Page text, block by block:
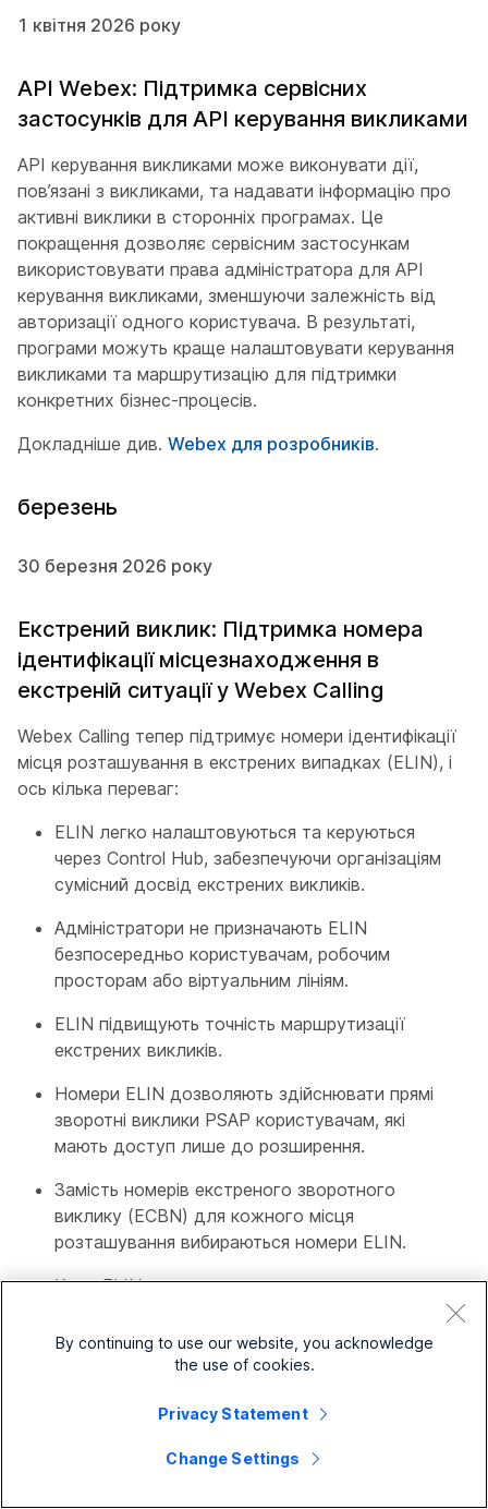
1 квітня 2026 року
API Webex: Підтримка сервісних
застосунків для API керування викликами
API керування викликами може виконувати дії,
пов’язані з викликами, та надавати інформацію про
активні виклики в сторонніх програмах. Це
покращення дозволяє сервісним застосункам
використовувати права адміністратора для API
керування викликами, зменшуючи залежність від
авторизації одного користувача. В результаті,
програми можуть краще налаштовувати керування
викликами та маршрутизацію для підтримки
конкретних бізнес-процесів.
Докладніше див. Webex для розробників.
березень
30 березня 2026 року
Екстрений виклик: Підтримка номера
ідентифікації місцезнаходження в
екстреній ситуації у Webex Calling
Webex Calling тепер підтримує номери ідентифікації
місця розташування в екстрених випадках (ELIN), і
ось кілька переваг:
ELIN легко налаштовуються та керуються
через Control Hub, забезпечуючи організаціям
сумісний досвід екстрених викликів.
Адміністратори не призначають ELIN
безпосередньо користувачам, робочим
просторам або віртуальним лініям.
ELIN підвищують точність маршрутизації
екстрених викликів.
Номери ELIN дозволяють здійснювати прямі
зворотні виклики PSAP користувачам, які
мають доступ лише до розширення.
Замість номерів екстреного зворотного
виклику (ECBN) для кожного місця
розташування вибираються номери ELIN.
Коли ELIN використовується для екстреного
автоматично перенаправляються до
користувача, який здійснив виклик.
Докладніше див.Налаштування ELIN для Webex
By continuing to use our website, you acknowledge
the use of cookies.
Privacy Statement
Change Settings